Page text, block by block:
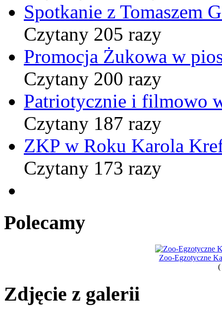
Spotkanie z Tomaszem
Czytany 205 razy
Promocja Żukowa w
Czytany 200 razy
Patriotycznie i filmowo
Czytany 187 razy
ZKP w Roku Karola
Czytany 173 razy
Polecamy
Zoo-Egzotyczne
(
Zdjęcie z galerii